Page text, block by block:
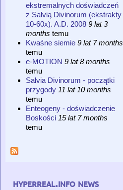
ekstremalnych doświadczeń
z Salvią Divinorum (ekstrakty
10-60x). A.D. 2008 9 lat 3
months temu
Kwaśne siemie 9 lat 7 months
temu
e-MOTION 9 lat 8 months
temu
Salvia Divinorum - początki
przygody 11 lat 10 months
temu
Enteogeny - doświadczenie
Boskości 15 lat 7 months
temu
hyperreal.info news